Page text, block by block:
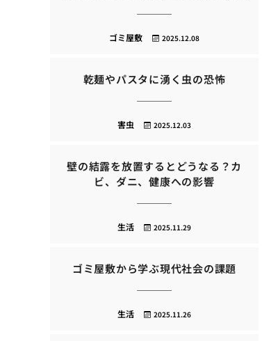
2025.12.08
ゴミ屋敷
乾麺やパスタに湧く虫の恐怖
2025.12.03
害虫
壁の結露を放置するとどうなる？カ
ビ、ダニ、健康への影響
2025.11.29
生活
ゴミ屋敷から学ぶ現代社会の課題
2025.11.26
生活